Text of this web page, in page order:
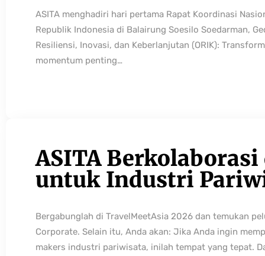
ASITA menghadiri hari pertama Rapat Koordinasi
Republik Indonesia di Balairung Soesilo Soedarman,
Resiliensi, Inovasi, dan Keberlanjutan (ORIK):
momentum penting…
ASITA
untuk Industri
Bergabunglah di TravelMeetAsia 2026 dan temukan
Corporate. Selain itu, Anda akan: Jika Anda ingin
makers industri pariwisata, inilah tempat yang tepat.